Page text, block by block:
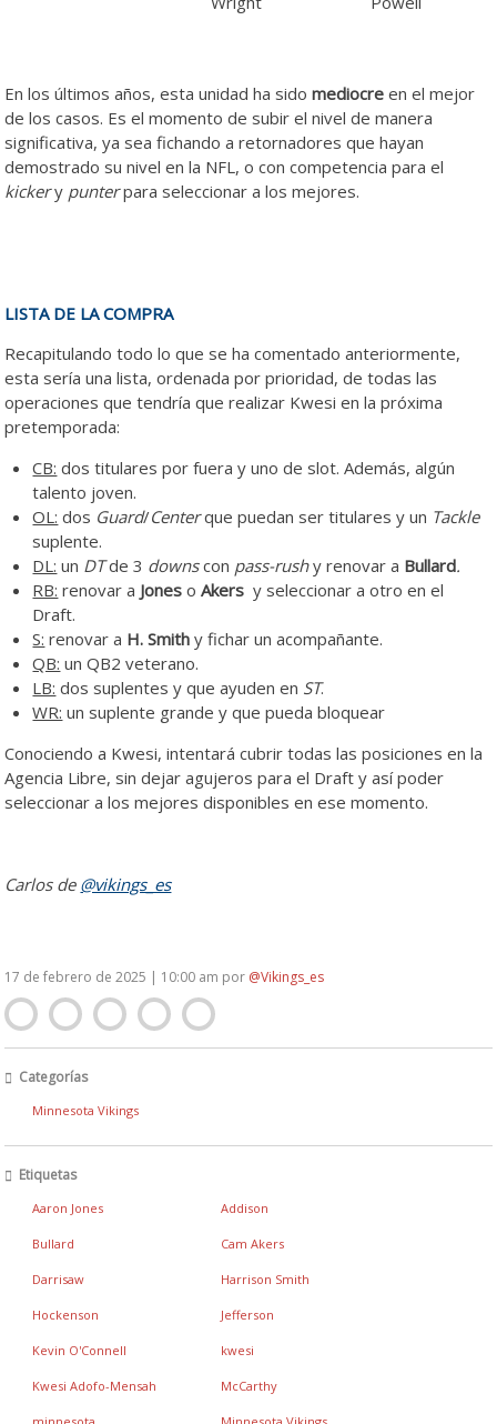
En los últimos años, esta unidad ha sidomediocre en el mejor
de los casos. Es el momento de subir el nivel de manera
significativa, ya sea fichando a retornadores que hayan
demostrado su nivel en la NFL, o con competencia para el
kickery punterpara seleccionar a los mejores.
LISTA DE LA COMPRA
Recapitulando todo lo que se ha comentado anteriormente,
esta sería una lista, ordenada por prioridad, de todas las
operaciones que tendría que realizar Kwesi en la próxima
pretemporada:
CB: dos titulares por fuera y uno de slot. Además, algún
talento joven.
OL: dos Guard/Centerque puedan ser titulares y un Tackle
suplente.
DL: un DTde 3 downscon pass-rushy renovar a Bullard.
RB: renovar a Jones oAkers y seleccionar a otro en el
Draft.
S: renovar a H. Smith y fichar un acompañante.
QB: un QB2 veterano.
LB: dos suplentes y que ayuden en ST.
WR: un suplente grande y que pueda bloquear
Conociendo a Kwesi, intentará cubrir todas las posiciones en la
Agencia Libre, sin dejar agujeros para el Draft y así poder
seleccionar a los mejores disponibles en ese momento.
Carlos de @vikings_es
17 de febrero de 2025 | 10:00 am por @Vikings_es
Categorías
Minnesota Vikings
Etiquetas
Aaron Jones Addison
Bullard Cam Akers
Darrisaw Harrison Smith
Hockenson Jefferson
Kevin O'Connell kwesi
Kwesi Adofo-Mensah McCarthy
minnesota Minnesota Vikings